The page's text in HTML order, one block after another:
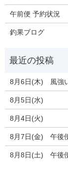
午前便 予約状況
釣果ブログ
8月6日(木) 風強
8月5日(水)
8月4日(火)
8月7日(金) 午後
8月8日(土) 午後